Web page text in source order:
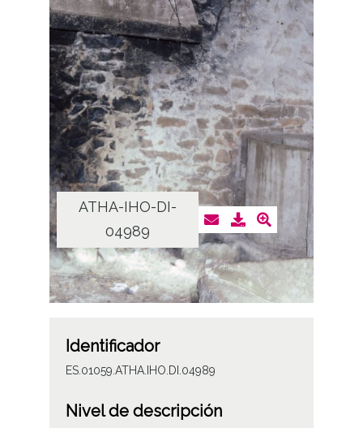
ATHA-IHO-DI-
04989
Identificador
ES.01059.ATHA.IHO.DI.04989
Nivel de descripción